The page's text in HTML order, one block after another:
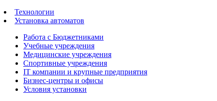
Технологии
Установка автоматов
Работа с Бюджетниками
Учебные учреждения
Медицинские учреждения
Спортивные учреждения
IT компании и крупные предприятия
Бизнес-центры и офисы
Условия установки